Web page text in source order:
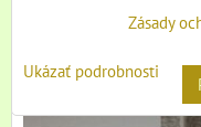
Zásady
Ukázať podrobnosti